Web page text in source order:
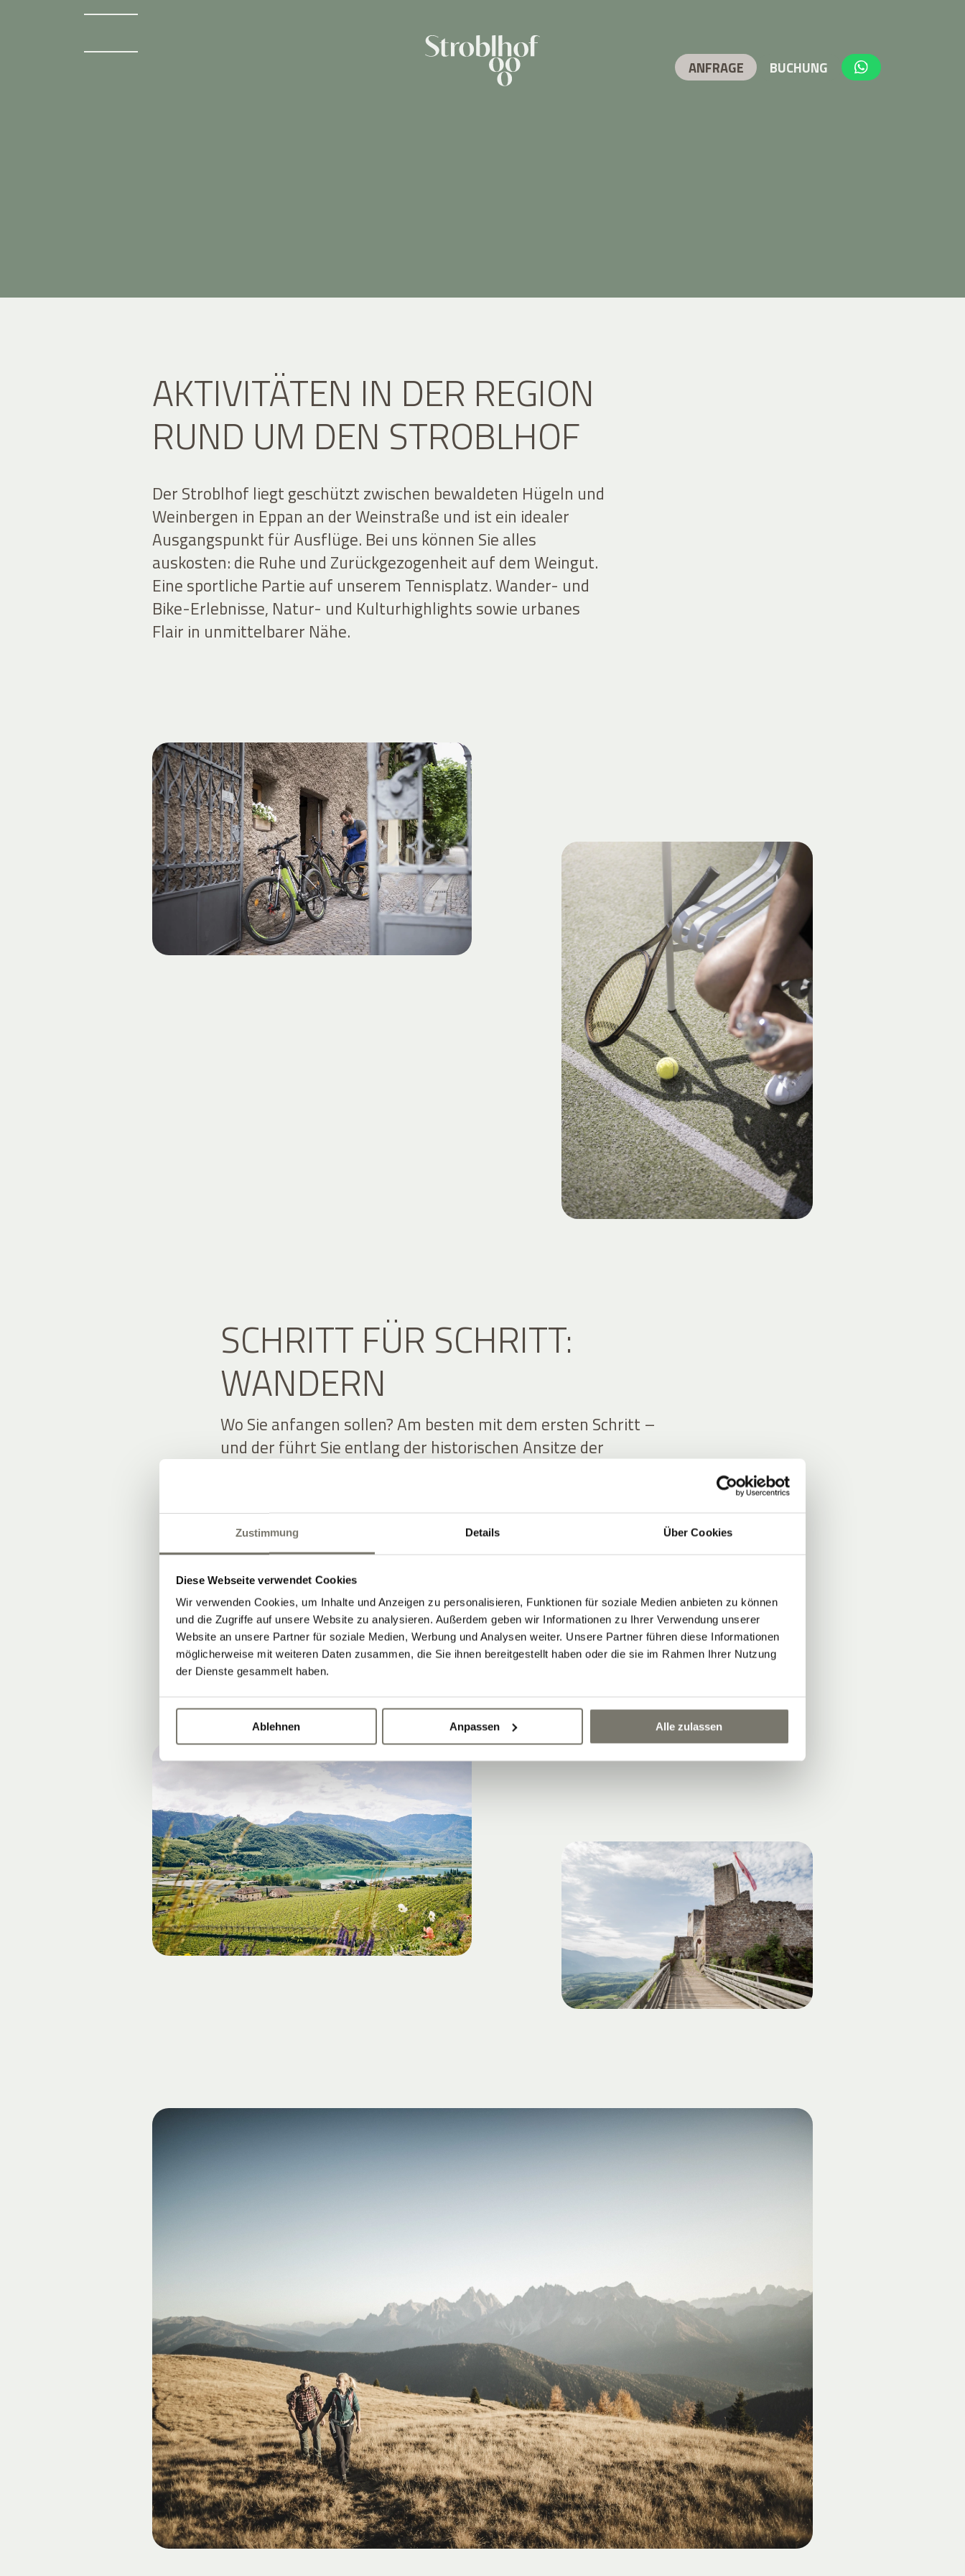
Zustimmung Details Über Cookies
Diese Webseite verwendet Cookies
Wir verwenden Cookies, um Inhalte und Anzeigen zu personalisieren, Funktionen für soziale Medien anbieten zu können
und die Zugriffe auf unsere Website zu analysieren. Außerdem geben wir Informationen zu Ihrer Verwendung unserer
Website an unsere Partner für soziale Medien, Werbung und Analysen weiter. Unsere Partner führen diese Informationen
möglicherweise mit weiteren Daten zusammen, die Sie ihnen bereitgestellt haben oder die sie im Rahmen Ihrer Nutzung
der Dienste gesammelt haben.
Ablehnen Anpassen Alle zulassen
AKTIVITÄTEN IN DER REGION
RUND UM DEN STROBLHOF
Der Stroblhof liegt geschützt zwischen bewaldeten Hügeln und
Weinbergen in Eppan an der Weinstraße und ist ein idealer
Ausgangspunkt für Ausflüge. Bei uns können Sie alles
auskosten: die Ruhe und Zurückgezogenheit auf dem Weingut.
Eine sportliche Partie auf unserem Tennisplatz. Wander- und
Bike-Erlebnisse, Natur- und Kulturhighlights sowie urbanes
Flair in unmittelbarer Nähe.
SCHRITT FÜR SCHRITT:
WANDERN
Wo Sie anfangen sollen? Am besten mit dem ersten Schritt –
und der führt Sie entlang der historischen Ansitze der
Sommer führt der Weg zu den Eislöchern. Oder etwas weiter,
zur Drei-Burgen-Wanderung. Wenn Sie höher hinaus wollen,
bietet sich der Eppaner Höhenweg an – spektakuläre Aussicht
übers Tal und auf die Dolomiten inklusive. Die lassen sich für
eine anspruchsvollere Bergtour ebenfalls gut erreichen. Aber
am besten einfach mal nach Lust und Laune treiben lassen.
ANFRAGE BUCHUNG